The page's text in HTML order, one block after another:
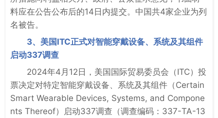
料应在公告公布后的14日内提交。中国共4家企业为列
名被告。
3、美国ITC正式对智能穿戴设备、系统及其组件
启动337调查
2024年4月12日，美国国际贸易委员会（ITC）投
票决定对特定智能穿戴设备、系统及其组件（Certain
Smart Wearable Devices, Systems, and Compone
nts Thereof）启动337调查（调查编码：337-TA-13